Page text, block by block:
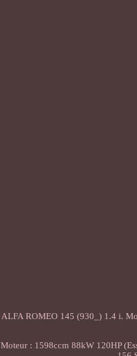
ALFA ROMEO 145 (930_) 1.4 i.
Moteur : 1598ccm 88kW 120HP